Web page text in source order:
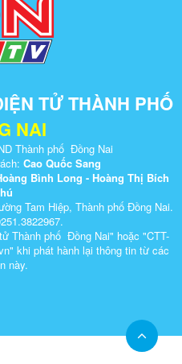
TỬ THÀNH PHỐ
NAI
Thành phố Đồng Nai
Cao Quốc Sang
Bình Long - Hoàng Thị Bích
Tam Hiệp, Thành phố Đồng Nai.
Thành phố Đồng Nai" hoặc "CTT-
khi ​phát hành lại thông tin từ các
này.​